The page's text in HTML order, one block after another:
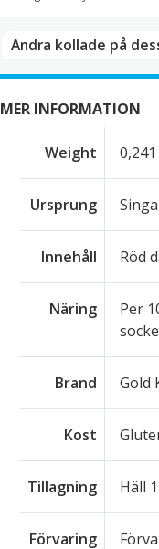
Andra kollade på
MER INFORMATION
Weight
Ursprung
Innehåll Röd
Näring
Per
Brand Gold
Kost
Tillagning Häll
Förvaring